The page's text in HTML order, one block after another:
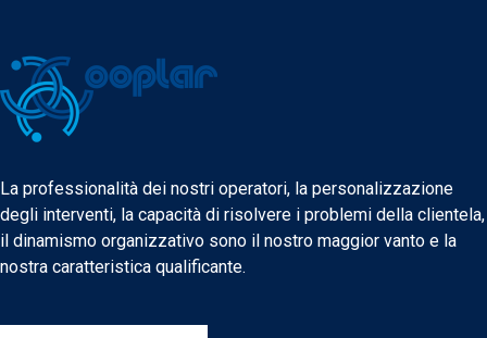
La professionalità dei nostri operatori, la personalizzazione
degli interventi, la capacità di risolvere i problemi della clientela,
il dinamismo organizzativo sono il nostro maggior vanto e la
nostra caratteristica qualificante.